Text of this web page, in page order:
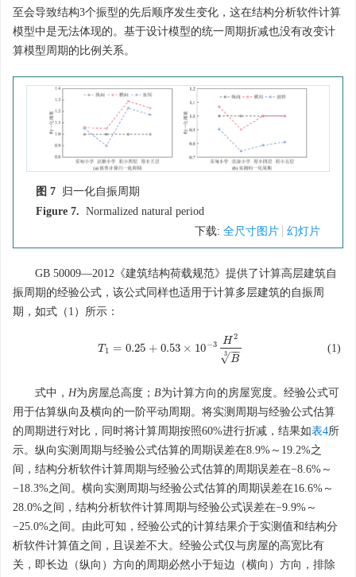
至会导致结构3个振型的先后顺序发生变化，这在结构分析软件计算
模型中是无法体现的。基于设计模型的统一周期折减也没有改变计
算模型周期的比例关系。
图 7 归一化自振周期
Figure 7. Normalized natural period
下载: 全尺寸图片 幻灯片
GB 50009—2012《建筑结构荷载规范》提供了计算高层建筑自
振周期的经验公式，该公式同样也适用于计算多层建筑的自振周
期，如式（1）所示：
T1 = 0.25 + 0.53 × 10−3 H2
B
−
−
√
3
T1 =0.25 +0.53× 10 −3H2 B3 (1)
式中， H为房屋总高度； B为计算方向的房屋宽度。经验公式可
用于估算纵向及横向的一阶平动周期。将实测周期与经验公式估算
的周期进行对比，同时将计算周期按照60%进行折减，结果如表4所
示。纵向实测周期与经验公式估算的周期误差在8.9%～19.2%之
间，结构分析软件计算周期与经验公式估算的周期误差在−8.6%～
−18.3%之间。横向实测周期与经验公式估算的周期误差在16.6%～
28.0%之间，结构分析软件计算周期与经验公式误差在−9.9%～
−25.0%之间。由此可知，经验公式的计算结果介于实测值和结构分
析软件计算值之间，且误差不大。经验公式仅与房屋的高宽比有
关，即长边（纵向）方向的周期必然小于短边（横向）方向，排除